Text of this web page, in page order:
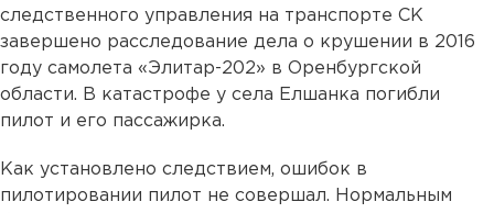
следственного управления на транспорте СК
завершено расследование дела о крушении в 2016
году самолета «Элитар-202» в Оренбургской
области. В катастрофе у села Елшанка погибли
пилот и его пассажирка.
Как установлено следствием, ошибок в
пилотировании пилот не совершал. Нормальным